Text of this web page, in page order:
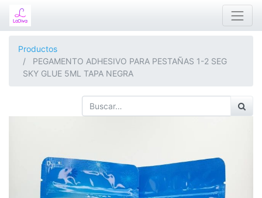
Productos
PEGAMENTO ADHESIVO PARA PESTAÑAS 1-2 SEG
SKY GLUE 5ML TAPA NEGRA